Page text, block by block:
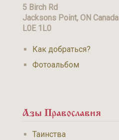
5 Birch Rd
Jacksons Point, ON Canada
L0E 1L0
Как добраться?
Фотоальбом
Азы Православия
Таинства